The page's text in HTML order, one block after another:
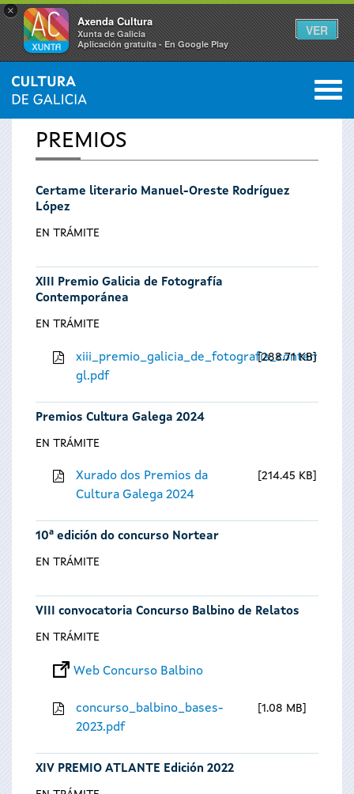
×
Axenda Cultura
Xunta de Galicia
Aplicación gratuíta - En Google Play
VER
Vostede
está
aquí
INICIO 0
PREMIOS
Certame literario Manuel-Oreste Rodríguez
López
EN TRÁMITE
XIII Premio Galicia de Fotografía
Contemporánea
EN TRÁMITE
gl.pdf
288.71 KB
Premios Cultura Galega 2024
EN TRÁMITE
Xurado dos Premios da
Cultura Galega 2024
214.45 KB
10ª edición do concurso Nortear
EN TRÁMITE
VIII convocatoria Concurso Balbino de Relatos
EN TRÁMITE
Web Concurso Balbino
concurso_balbino_bases-
2023.pdf
1.08 MB
XIV PREMIO ATLANTE Edición 2022